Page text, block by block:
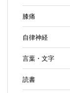
膝痛
自律神経
言葉・文字
読書